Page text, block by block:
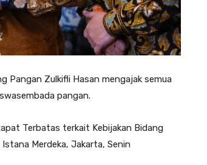
Pangan Zulkifli Hasan mengajak semua
pangan.
Terbatas terkait Kebijakan Bidang
Merdeka, Jakarta, Senin